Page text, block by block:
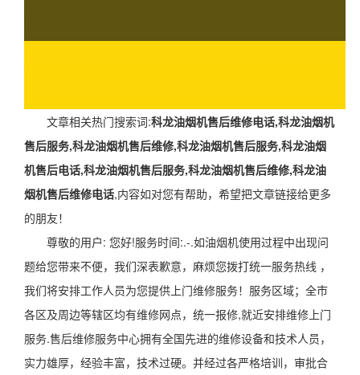
文章相关热门搜索词:科龙油烟机售后维修电话,科龙油烟机
售后服务,科龙油烟机售后维修,科龙油烟机售后服务,科龙油烟
机售后电话,科龙油烟机售后服务,科龙油烟机售后维修,科龙油
烟机售后维修电话,内容如对您有帮助，希望把文章链接给更多
的朋友！
尊敬的用户: 您好!服务时间:.-.如油烟机使用过程中出现问
题给您带来不便，我们深表歉意，麻烦您拨打统一服务热线 ，
我们将安排工作人员为您提供上门维修服务！服务区域；全市
各区及周边等辖区均有维修网点，统一报修,就近安排维修上门
服务.售后维修服务中心拥有全国先进的维修设备和技术人员，
实力雄厚，经验丰富，技术过硬。并经过各严格培训，审批合